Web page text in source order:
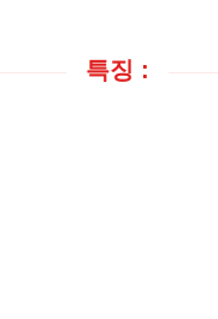
특징 :